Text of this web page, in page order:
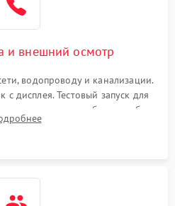
и внешний осмотр
водопроводу и канализации.
дисплея. Тестовый запуск для
протечек или сбоев в работе
модуля управления.